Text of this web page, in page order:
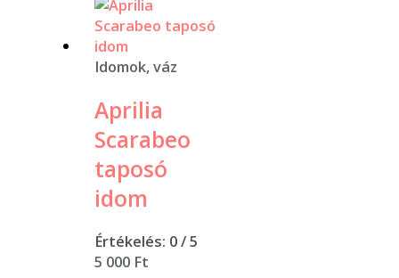
Idomok, váz
Aprilia
Scarabeo
taposó
idom
Értékelés: 0/ 5
5 000 Ft